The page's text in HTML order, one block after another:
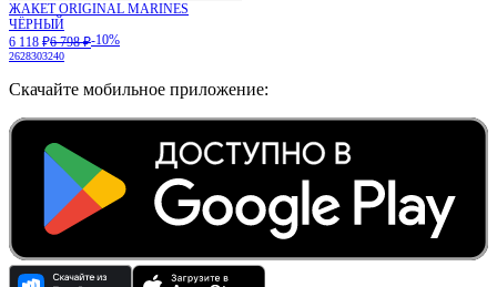
ЖАКЕТ ORIGINAL MARINES
ЧЁРНЫЙ
6 118 ₽6 798 ₽-10%
2628303240
Скачайте мобильное приложение: